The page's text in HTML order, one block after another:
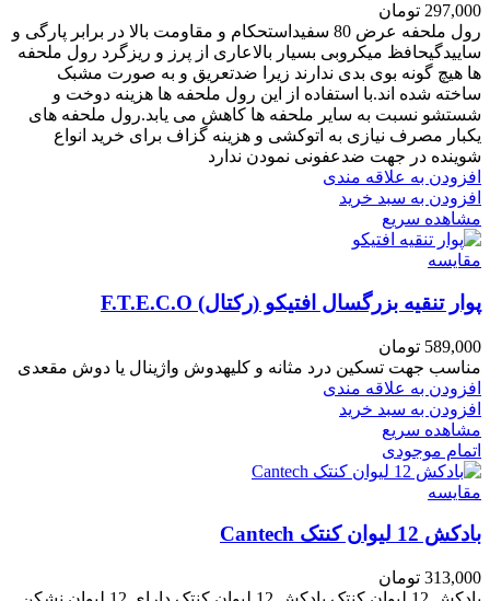
297,000 تومان
رول ملحفه عرض 80 سفیداستحکام و مقاومت بالا در برابر پارگی و
ساییدگیحافظ میکروبی بسیار بالاعاری از پرز و ریزگرد رول ملحفه
ها هیچ گونه بوی بدی ندارند زیرا ضدتعریق و به صورت مشبک
ساخته شده اند.با استفاده از این رول ملحفه ها هزینه دوخت و
شستشو نسبت به سایر ملحفه ها کاهش می یابد.رول ملحفه های
یکبار مصرف نیازی به اتوکشی و هزینه گزاف برای خرید انواع
شوینده در جهت ضدعفونی نمودن ندارد
افزودن به علاقه مندی
افزودن به سبد خرید
مشاهده سریع
مقایسه
پوار تنقیه بزرگسال افتیکو (رکتال) F.T.E.C.O
589,000 تومان
مناسب جهت تسکین درد مثانه و کلیهدوش واژینال یا دوش مقعدی
افزودن به علاقه مندی
افزودن به سبد خرید
مشاهده سریع
اتمام موجودی
مقایسه
بادکش 12 لیوان کنتک Cantech
313,000 تومان